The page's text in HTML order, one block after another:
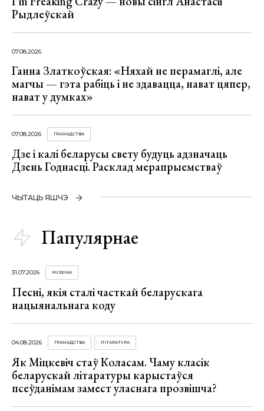
Рыдлеўскай
07.08.2026
Ганна Златкоўская: «Няхай не перамаглі, але
магчы — гэта рабіць і не здавацца, нават цяпер,
нават у думках»
07.08.2026 ГРАМАДСТВА
Дзе і калі беларусы свету будуць адзначаць
Дзень Годнасці. Расклад мерапрыемстваў
ЧЫТАЦЬ ЯШЧЭ
Папулярнае
31.07.2026 МУЗЫКА
Песні, якія сталі часткай беларускага
нацыянальнага коду
04.08.2026 ГРАМАДСТВА ЛІТАРАТУРА
Як Міцкевіч стаў Коласам. Чаму класік
беларускай літаратуры карыстаўся
псеўданімам замест уласнага прозвішча?